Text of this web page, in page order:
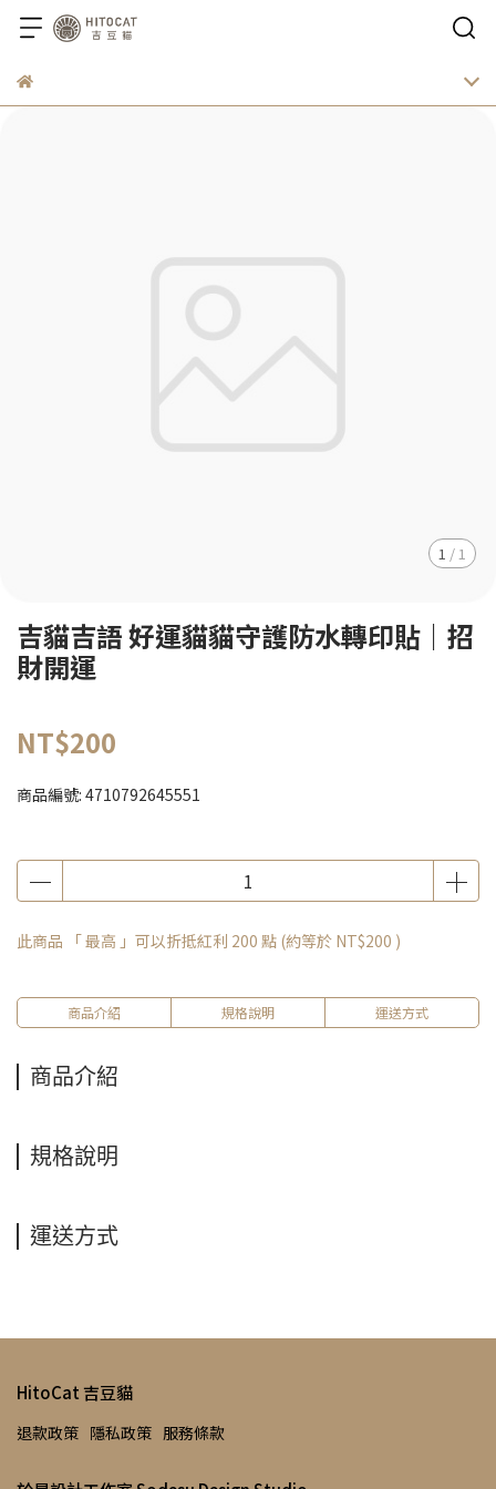
1 / 1
吉貓吉語 好運貓貓守護防水轉印貼｜招
財開運
NT$200
商品編號: 4710792645551
此商品 「 最高 」可以折抵紅利 200 點 (約等於 NT$200 )
商品介紹 規格說明 運送方式
商品介紹
規格說明
運送方式
HitoCat 吉豆貓
退款政策 隱私政策 服務條款